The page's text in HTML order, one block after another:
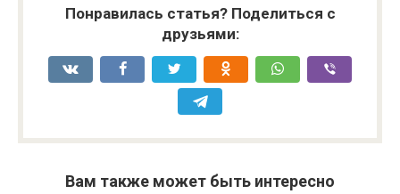
Понравилась статья? Поделиться с
друзьями:
Вам также может быть интересно